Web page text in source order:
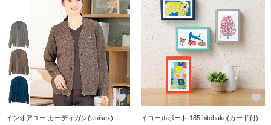
favorite
インオアユー カーディガン(Unisex)
favorite
イコールボート 185.hitohako(カード付)